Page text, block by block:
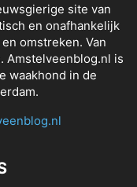
site van
en onafhankelijk
omstreken. Van
Amstelveenblog.nl is
waakhond in de